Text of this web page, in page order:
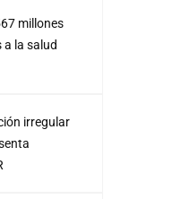
millones
a la salud
irregular